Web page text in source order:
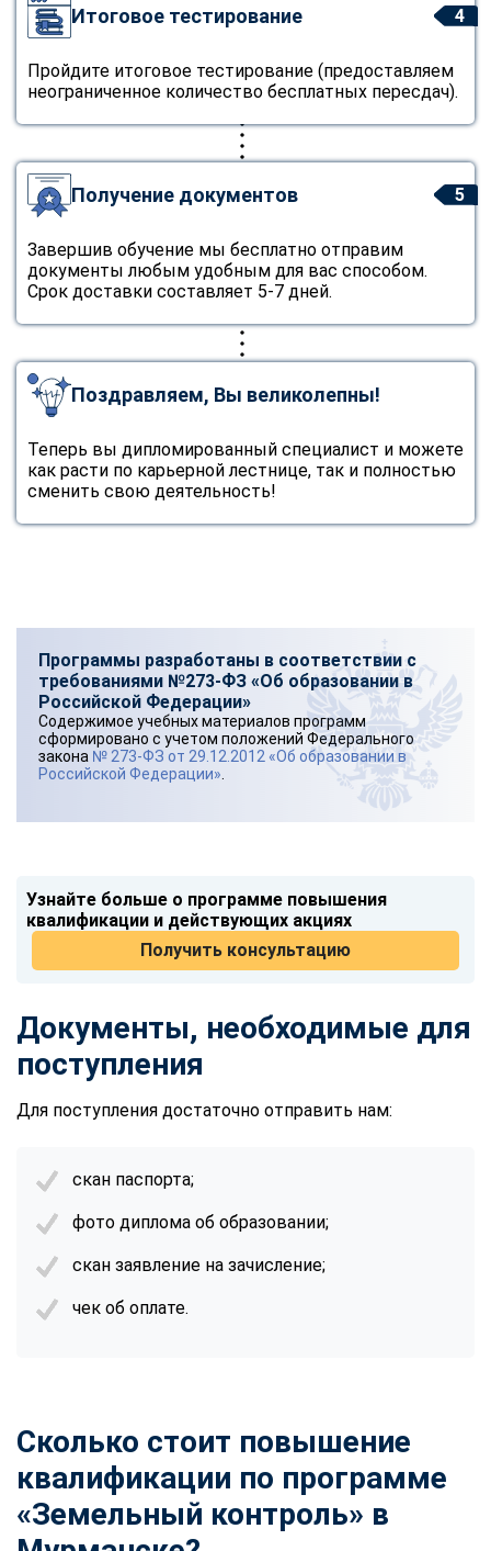
4
Итоговое тестирование
Пройдите итоговое тестирование (предоставляем
неограниченное количество бесплатных пересдач).
5
Получение документов
Завершив обучение мы бесплатно отправим
документы любым удобным для вас способом.
Срок доставки составляет 5-7 дней.
Поздравляем, Вы великолепны!
Теперь вы дипломированный специалист и можете
как расти по карьерной лестнице, так и полностью
сменить свою деятельность!
Программы разработаны в соответствии с
требованиями №273-ФЗ «Об образовании в
Российской Федерации»
Содержимое учебных материалов программ
сформировано с учетом положений Федерального
закона № 273-ФЗ от 29.12.2012 «Об образовании в
Российской Федерации»
Узнайте больше о программе повышения
квалификации и действующих акциях
Получить консультацию
Документы, необходимые для
поступления
Для поступления достаточно отправить нам:
скан паспорта;
фото диплома об образовании;
скан заявление на зачисление;
чек об оплате.
Сколько стоит повышение
квалификации по программе
«Земельный контроль» в